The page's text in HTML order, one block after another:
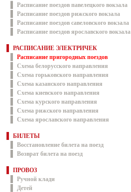
Расписание поездов павелецкого вокзала
Расписание поездов рижского вокзала
Расписание поездов савеловского вокзала
Расписание поездов ярославского вокзала
РАСПИСАНИЕ ЭЛЕКТРИЧЕК
Расписание пригородных поездов
Схема белорусского направления
Схема горьковского направления
Схема казанского направления
Схема киевского направления
Схема курского направления
Схема рижского направления
Схема ярославского направления
БИЛЕТЫ
Восстановление билета на поезд
Возврат билета на поезд
ПРОВОЗ
Ручной клади
Детей